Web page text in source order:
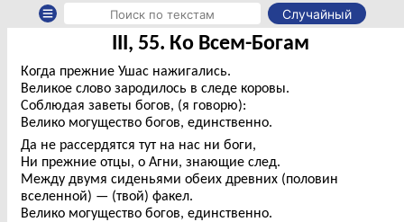
Случайный
III, 55. Ко Всем-Богам
Когда прежние Ушас нажигались.
Великое слово зародилось в следе коровы.
Соблюдая заветы богов, (я говорю):
Велико могущество богов, единственно.
Да не рассердятся тут на нас ни боги,
Ни прежние отцы, о Агни, знающие след.
Между двумя сиденьями обеих древних (половин
вселенной) — (твой) факел.
Велико могущество богов, единственно.